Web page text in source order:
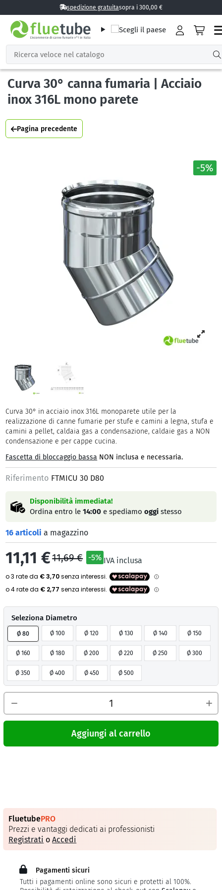
spedizione gratuitasopra i 300,00 €
Curva 30° canna fumaria | Acciaio
inox 316L mono parete
Pagina precedente
-5%
Curva 30° in acciaio inox 316L monoparete utile per la
realizzazione di canne fumarie per stufe e camini a legna, stufa e
camini a pellet, caldaia gas a condensazione, caldaie gas a NON
condensazione e per cappe cucina.
Fascetta di bloccaggio bassa NON inclusa e necessaria.
Riferimento FTMICU 30 D80
Disponibilità immediata!
Ordina entro le14:00 e spediamooggi stesso
16 articolia magazzino
11,11 €11,69 € -5% IVA inclusa
Seleziona Diametro
Ø 80 Ø 100 Ø 120 Ø 130 Ø 140 Ø 150
Ø 160 Ø 180 Ø 200 Ø 220 Ø 250 Ø 300
Ø 350 Ø 400 Ø 450 Ø 500
Aggiungi al carrello
FluetubePRO
Prezzi e vantaggi dedicati ai professionisti
Registrati oAccedi
Pagamenti sicuri
Tutti i pagamenti online sono sicuri e protetti al 100%.